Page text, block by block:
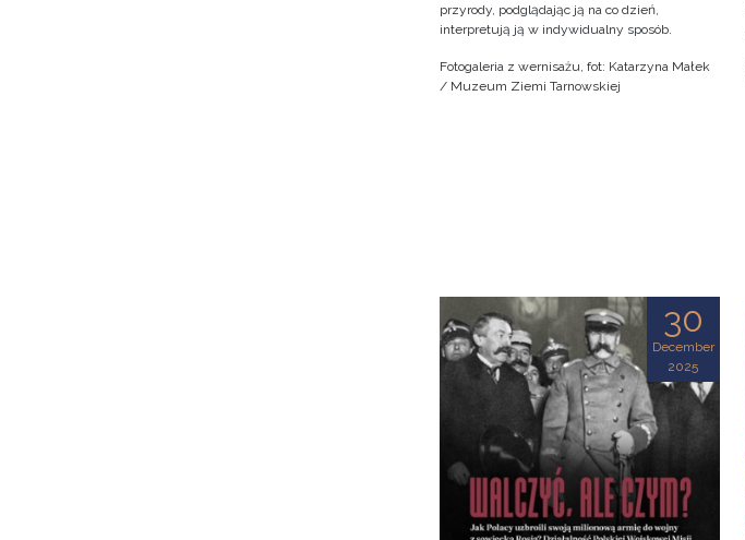
przyrody, podglądając ją na co dzień,
interpretują ją w indywidualny sposób.
Fotogaleria z wernisażu, fot: Katarzyna Małek
/ Muzeum Ziemi Tarnowskiej
30
December
2025